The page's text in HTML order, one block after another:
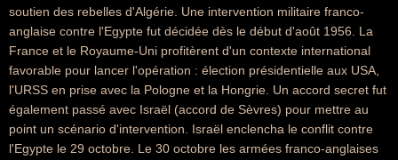
soutien des rebelles d'Algérie. Une intervention militaire franco-
anglaise contre l'Egypte fut décidée dès le début d'août 1956. La
France et le Royaume-Uni profitèrent d'un contexte international
favorable pour lancer l'opération : élection présidentielle aux USA,
l'URSS en prise avec la Pologne et la Hongrie. Un accord secret fut
également passé avec Israël (accord de Sèvres) pour mettre au
point un scénario d'intervention. Israël enclencha le conflit contre
l'Egypte le 29 octobre. Le 30 octobre les armées franco-anglaises